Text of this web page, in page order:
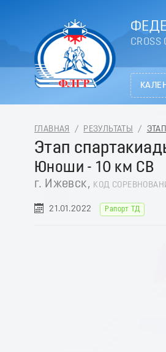
CROSS
ГЛАВНАЯ / РЕЗУЛЬТАТЫ /
Этап
Юноши - 10 км СВ
г. Ижевск, КОД
21.01.2022 Рапорт ТД